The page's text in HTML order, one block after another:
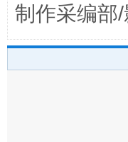
制作采编部